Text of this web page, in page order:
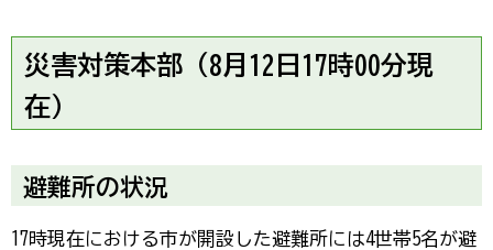
災害対策本部（8月12日17時00分現
在）
避難所の状況
17時現在における市が開設した避難所には4世帯5名が避